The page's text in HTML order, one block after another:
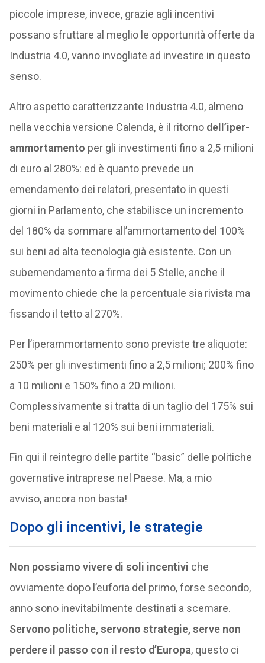
piccole imprese, invece, grazie agli incentivi
possano sfruttare al meglio le opportunità offerte da
Industria 4.0, vanno invogliate ad investire in questo
senso.
Altro aspetto caratterizzante Industria 4.0, almeno
nella vecchia versione Calenda, è il ritorno dell’iper-
ammortamento per gli investimenti fino a 2,5 milioni
di euro al 280%: ed è quanto prevede un
emendamento dei relatori, presentato in questi
giorni in Parlamento, che stabilisce un incremento
del 180% da sommare all’ammortamento del 100%
sui beni ad alta tecnologia già esistente. Con un
subemendamento a firma dei 5 Stelle, anche il
movimento chiede che la percentuale sia rivista ma
fissando il tetto al 270%.
Per l’iperammortamento sono previste tre aliquote:
250% per gli investimenti fino a 2,5 milioni; 200% fino
a 10 milioni e 150% fino a 20 milioni.
Complessivamente si tratta di un taglio del 175% sui
beni materiali e al 120% sui beni immateriali.
Fin qui il reintegro delle partite “basic” delle politiche
governative intraprese nel Paese. Ma, a mio
avviso, ancora non basta!
Dopo gli incentivi, le strategie
Non possiamo vivere di soli incentivi che
ovviamente dopo l’euforia del primo, forse secondo,
anno sono inevitabilmente destinati a scemare.
Servono politiche, servono strategie, serve non
perdere il passo con il resto d’Europa, questo ci